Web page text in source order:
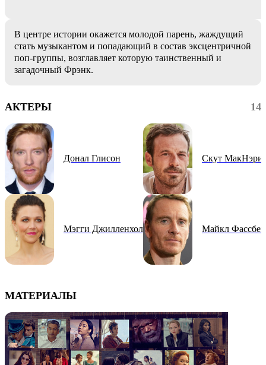
В центре истории окажется молодой парень, жаждущий
стать музыкантом и попадающий в состав эксцентричной
поп-группы, возглавляет которую таинственный и
загадочный Фрэнк.
АКТЕРЫ 14
Донал Глисон
Мэгги Джилленхол
Скут МакНэри
Майкл
МАТЕРИАЛЫ